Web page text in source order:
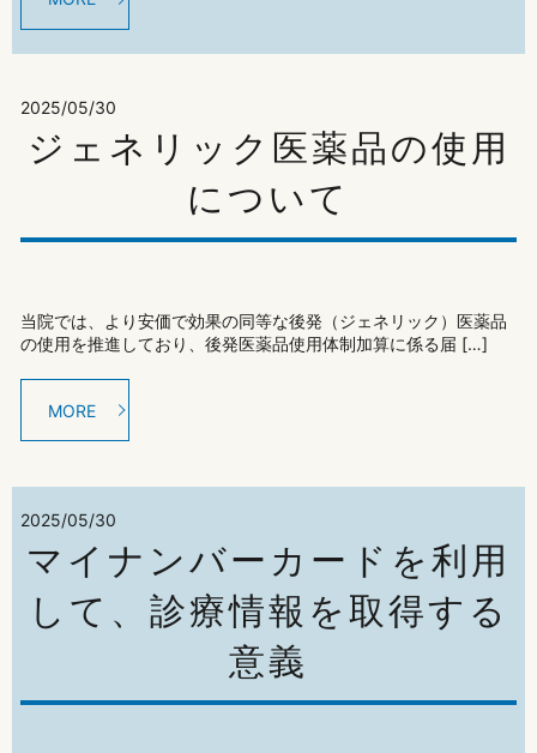
2025/05/30
ジェネリック医薬品の使用
について
当院では、より安価で効果の同等な後発（ジェネリック）医薬品
の使用を推進しており、後発医薬品使用体制加算に係る届 […]
MORE
2025/05/30
マイナンバーカードを利用
して、診療情報を取得する
意義